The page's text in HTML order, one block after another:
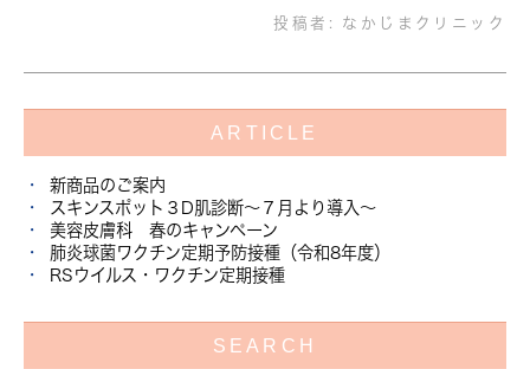
投稿者: なかじまクリニック
ARTICLE
新商品のご案内
スキンスポット３D肌診断～７月より導入～
美容皮膚科 春のキャンペーン
肺炎球菌ワクチン定期予防接種（令和8年度）
RSウイルス・ワクチン定期接種
SEARCH